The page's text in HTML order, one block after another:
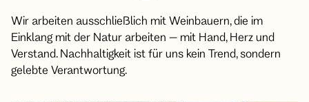
Wir arbeiten ausschließlich mit Weinbauern, die im
Einklang mit der Natur arbeiten – mit Hand, Herz und
Verstand. Nachhaltigkeit ist für uns kein Trend, sondern
gelebte Verantwortung.